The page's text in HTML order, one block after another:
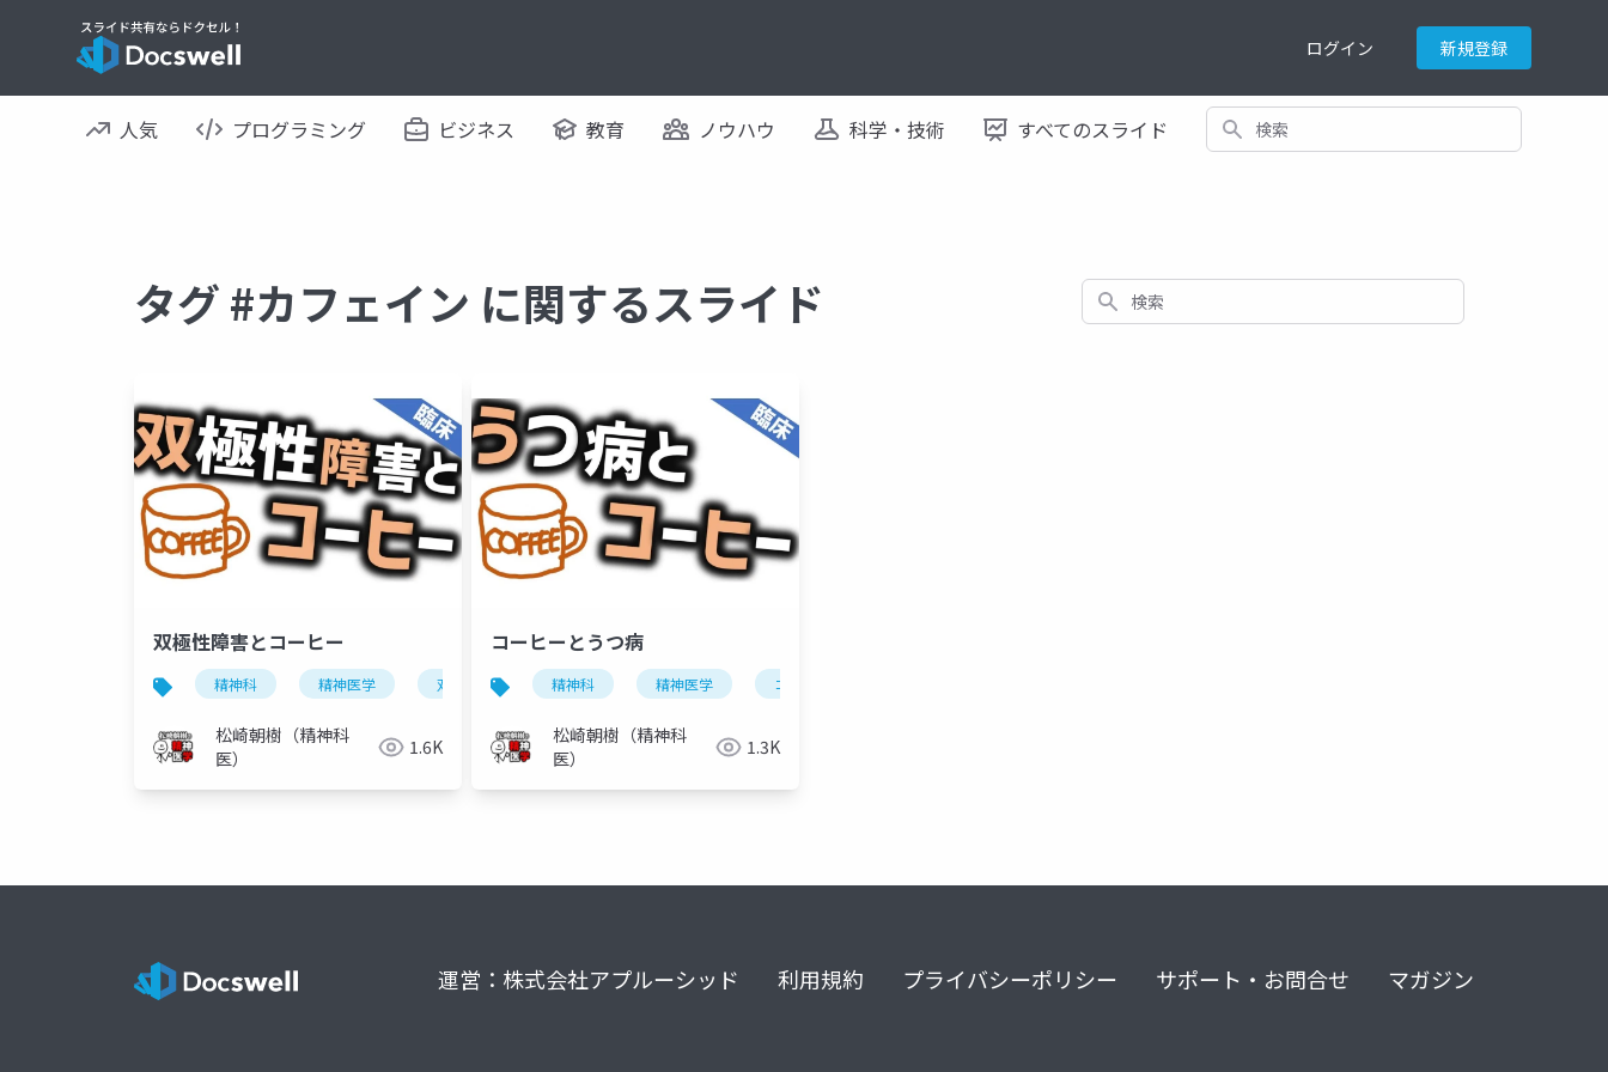
ログイン 新規登録
人気 プログラミング ビジネス 教育 ノウハウ 科学・技術 すべてのスライド 検索
タグ #カフェイン に関するスライド 検索
双極性障害とコーヒー
精神科 精神医学 双極性障害 気分障害 コーヒー
松崎朝樹（精神科
医）
1.6K
コーヒーとうつ病
精神科 精神医学 コーヒー
松崎朝樹（精神科
医）
1.3K
運営：株式会社アプルーシッド 利用規約 プライバシーポリシー サポート・お問合せ マガジン